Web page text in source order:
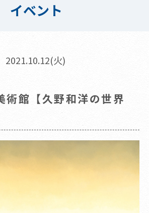
イベント
2021.10.12(火)
術館【久野和洋の世界